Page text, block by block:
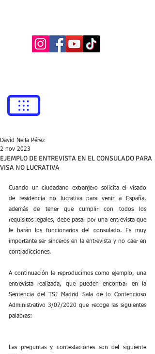
EJEMPLO DE ENTREVISTA EN EL CONSULADO PARA
VISA NO LUCRATIVA
David Neila Pérez
2 nov 2023
Cuando un ciudadano extranjero solicita el visado
de residencia no lucrativa para venir a España,
además de tener que cumplir con todos los
requisitos legales, debe pasar por una entrevista que
le harán los funcionarios del consulado. Es muy
importante ser sinceros en la entrevista y no caer en
contradicciones.
A continuación le reproducimos como ejemplo, una
entrevista realizada, que pueden encontrar en la
Sentencia del TSJ Madrid Sala de lo Contencioso
Administrativo 3/07/2020 que recoge las siguientes
palabras:
Las preguntas y contestaciones son del siguiente